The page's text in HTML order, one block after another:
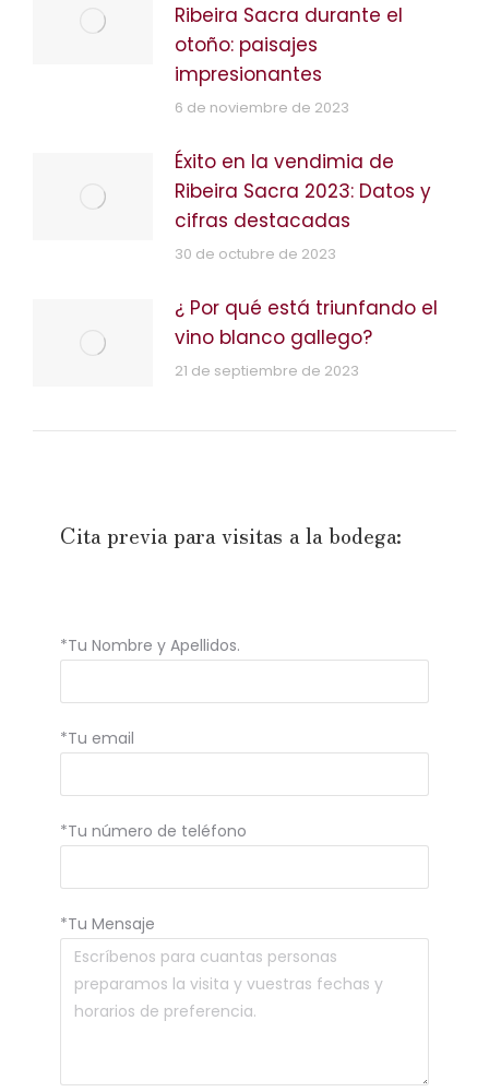
Ribeira Sacra durante el
otoño: paisajes
impresionantes
6 de noviembre de 2023
Éxito en la vendimia de
Ribeira Sacra 2023: Datos y
cifras destacadas
30 de octubre de 2023
¿ Por qué está triunfando el
vino blanco gallego?
21 de septiembre de 2023
Cita previa para visitas a la bodega:
*Tu Nombre y Apellidos.
*Tu email
*Tu número de teléfono
*Tu Mensaje